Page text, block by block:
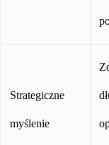
Strategiczne
myślenie